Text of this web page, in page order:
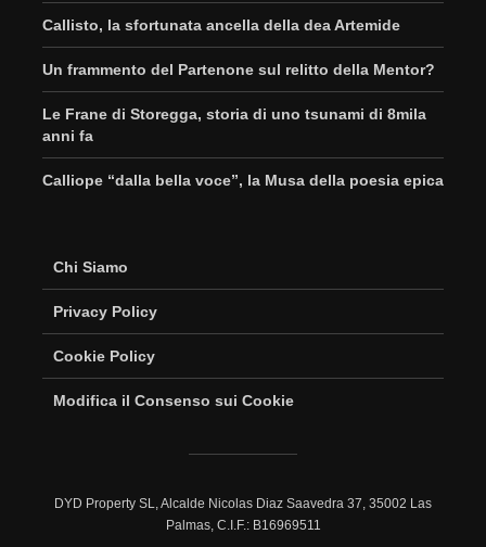
Callisto, la sfortunata ancella della dea Artemide
Un frammento del Partenone sul relitto della Mentor?
Le Frane di Storegga, storia di uno tsunami di 8mila
anni fa
Calliope “dalla bella voce”, la Musa della poesia epica
Chi Siamo
Privacy Policy
Cookie Policy
Modifica il Consenso sui Cookie
DYD Property SL, Alcalde Nicolas Diaz Saavedra 37, 35002 Las
Palmas, C.I.F.: B16969511